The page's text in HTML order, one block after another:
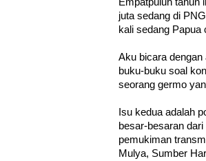
juta sedang di
kali sedang Papua
Aku bicara
buku-buku soal
seorang germo
Isu kedua adalah
besar-besaran
pemukiman
Mulya, Sumber